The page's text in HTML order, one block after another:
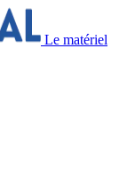
Le matériel